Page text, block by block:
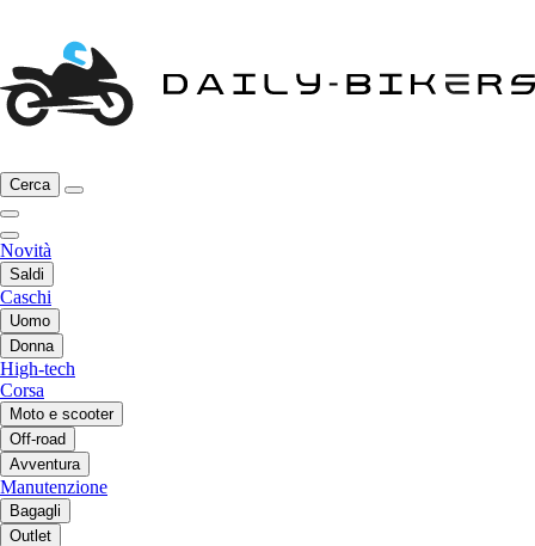
Cerca
Novità
Saldi
Caschi
Uomo
Donna
High-tech
Corsa
Moto e scooter
Off-road
Avventura
Manutenzione
Bagagli
Outlet